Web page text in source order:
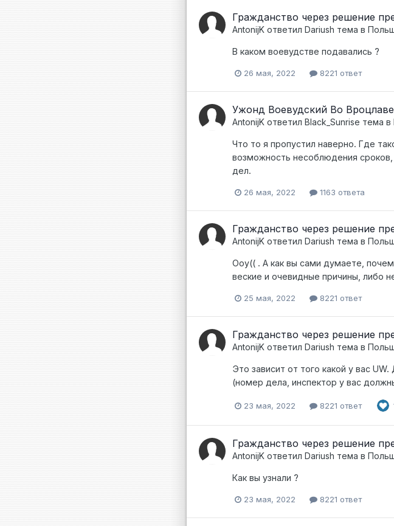
Гражданство через решение
AntonijK ответил Dariush тема в
В каком воевудстве подавались ?
26 мая, 2022 8221 ответ
Ужонд Воевудский Во
AntonijK ответил Black_Sunrise тема в
Что то я пропустил наверно. Где
возможность несоблюдения
дел.
26 мая, 2022 1163 ответа
Гражданство через решение
AntonijK ответил Dariush тема в
Ооу(( . А как вы сами думаете,
веские и очевидные причины, либо
25 мая, 2022 8221 ответ
Гражданство через решение
AntonijK ответил Dariush тема в
Это зависит от того какой у вас
(номер дела, инспектор у вас
23 мая, 2022 8221 ответ
Гражданство через решение
AntonijK ответил Dariush тема в
Как вы узнали ?
23 мая, 2022 8221 ответ